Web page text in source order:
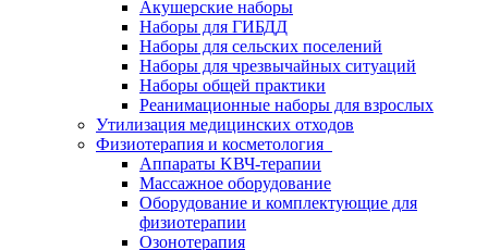
Акушерские наборы
Наборы для ГИБДД
Наборы для сельских поселений
Наборы для чрезвычайных ситуаций
Наборы общей практики
Реанимационные наборы для взрослых
Утилизация медицинских отходов
Физиотерапия и косметология
Аппараты KВЧ-терапии
Массажное оборудование
Оборудование и комплектующие для
физиотерапии
Озонотерапия